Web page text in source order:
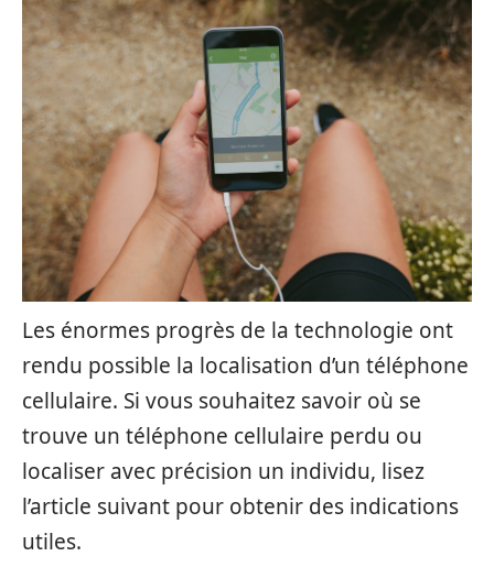
Les énormes progrès de la technologie ont
rendu possible la localisation d’un téléphone
cellulaire. Si vous souhaitez savoir où se
trouve un téléphone cellulaire perdu ou
localiser avec précision un individu, lisez
l’article suivant pour obtenir des indications
utiles.